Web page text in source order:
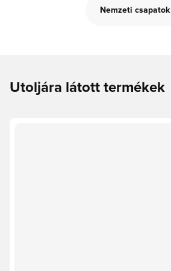
Nemzeti csapatok
Utoljára látott termékek